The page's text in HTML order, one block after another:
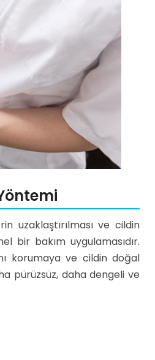
uzaklaştırılması ve cildin
bir bakım uygulamasıdır.
korumaya ve cildin doğal
pürüzsüz, daha dengeli ve